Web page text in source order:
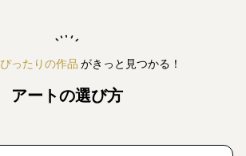
ぴったりの作品 がきっと見つかる！
アートの選び方